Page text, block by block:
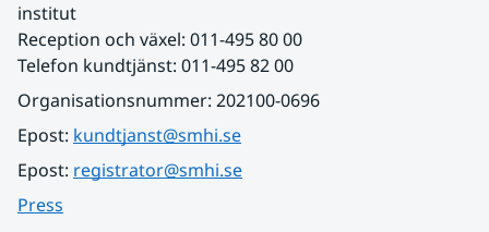
institut
Reception och växel: 011-495 80 00
Telefon kundtjänst: 011-495 82 00
Organisationsnummer: 202100-0696
Epost: kundtjanst@smhi.se
Epost: registrator@smhi.se
Press